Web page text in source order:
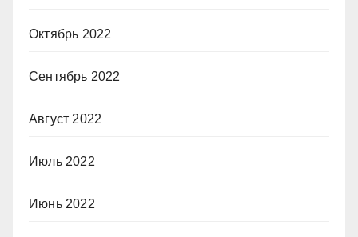
Октябрь 2022
Сентябрь 2022
Август 2022
Июль 2022
Июнь 2022